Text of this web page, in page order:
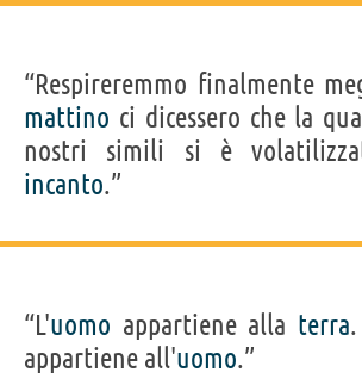
“Respireremmo finalmente
mattino ci dicessero che la
nostri simili si è
incanto.”
“L'uomo appartiene alla terra
appartiene all'uomo.”